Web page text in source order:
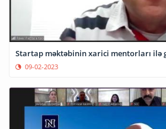
Startap məktəbinin xarici mentorları ilə
09-02-2023